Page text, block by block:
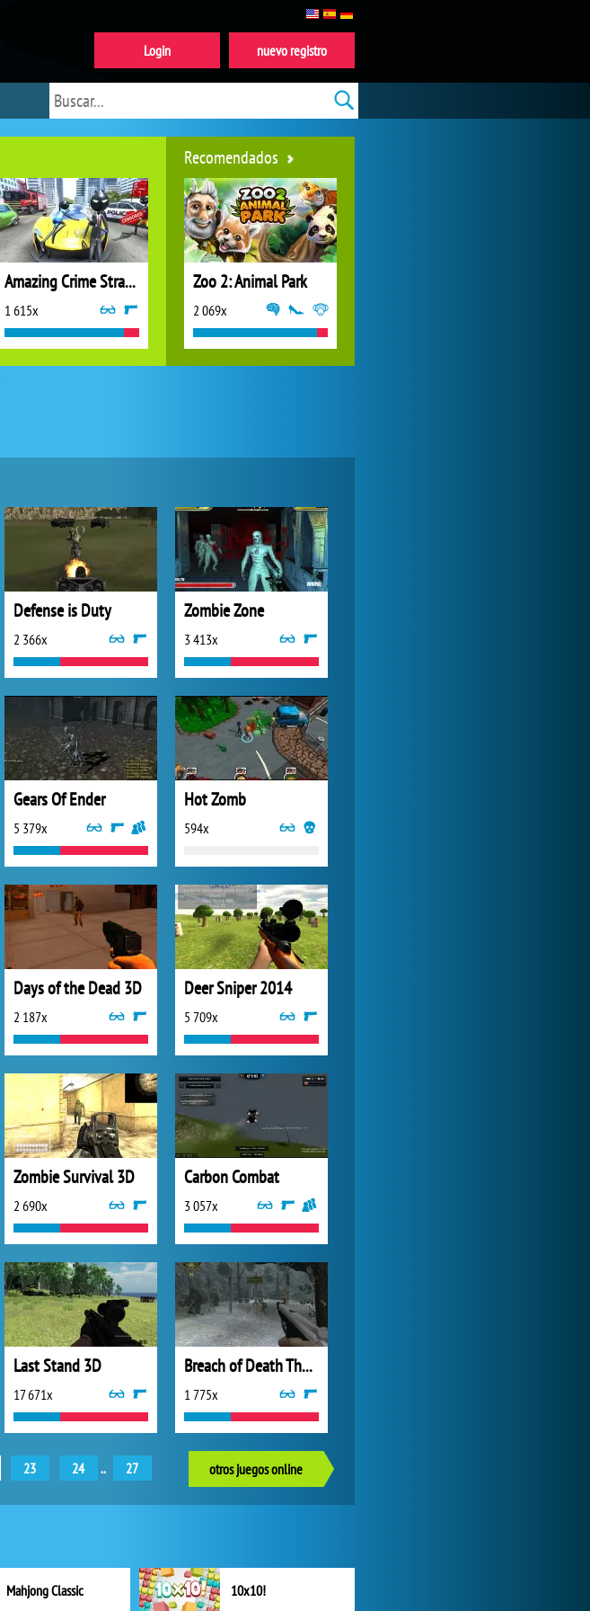
Defense is Duty
2 366x
Zombie Zone
3 413x
Gears Of Ender
5 379x
Hot Zomb
594x
Days of the Dead 3D
2 187x
Deer Sniper 2014
5 709x
Zombie Survival 3D
2 690x
Carbon Combat
3 057x
Last Stand 3D
17 671x
Breach of Death The Bridge
1 775x
23 24 .. 27 otros juegos online
Amazing Crime Strange Stickman
1 615x
Recomendados
Zoo 2: Animal Park
2 069x
Forge of Empires
Mahjong Classic 10x10!
nuevo registro
Login